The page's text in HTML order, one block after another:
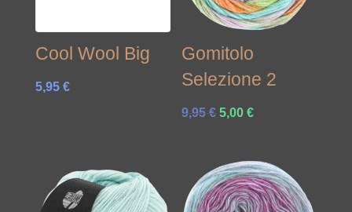
Cool Wool Big
5,95 €
Gomitolo
Selezione 2
9,95€ Ursprünglicher
9,95 €
5,00€Aktueller
5,00 €.